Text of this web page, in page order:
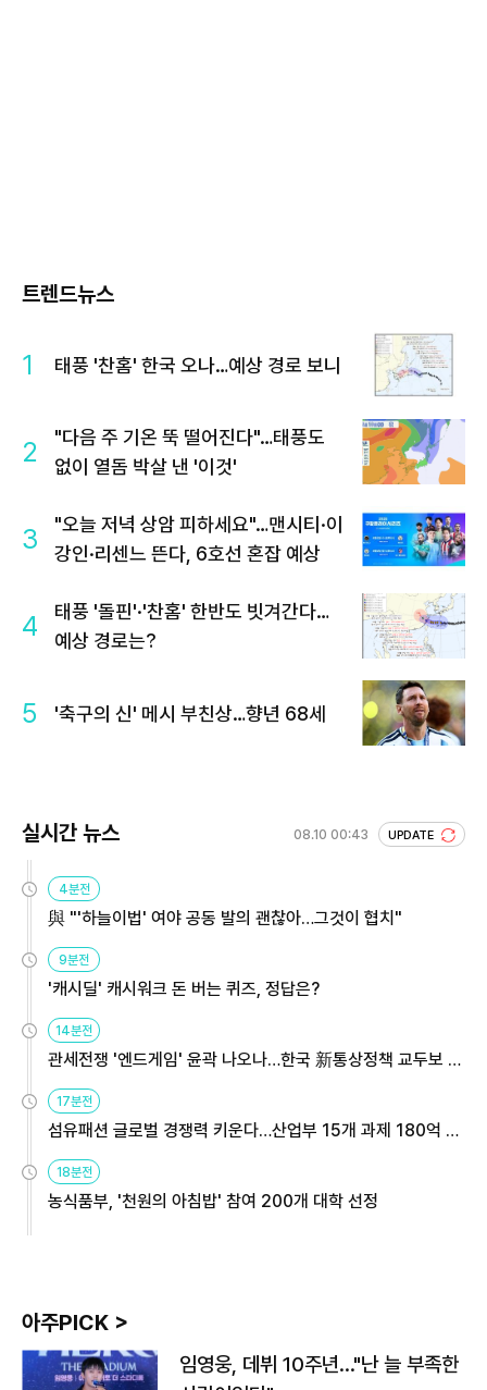
트렌드뉴스
1 태풍 '찬홈' 한국 오나…예상 경로 보니
2
"다음 주 기온 뚝 떨어진다"…태풍도
없이 열돔 박살 낸 '이것'
3
"오늘 저녁 상암 피하세요"…맨시티·이
강인·리센느 뜬다, 6호선 혼잡 예상
4
태풍 '돌핀'·'찬홈' 한반도 빗겨간다…
예상 경로는?
5 '축구의 신' 메시 부친상…향년 68세
실시간 뉴스 08.10 00:43 UPDATE
4분전
與 "'하늘이법' 여야 공동 발의 괜찮아…그것이 협치"
9분전
'캐시딜' 캐시워크 돈 버는 퀴즈, 정답은?
14분전
관세전쟁 '엔드게임' 윤곽 나오나…한국 新통상정책 교두보 활
용해야
17분전
섬유패션 글로벌 경쟁력 키운다…산업부 15개 과제 180억 지
원
18분전
농식품부, '천원의 아침밥' 참여 200개 대학 선정
아주PICK >
임영웅, 데뷔 10주년…"난 늘 부족한